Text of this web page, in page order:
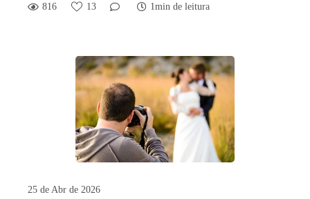
816 13 1min de leitura
25 de Abr de 2026